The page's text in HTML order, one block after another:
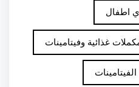
اطفال
غذائية وفيتامينات